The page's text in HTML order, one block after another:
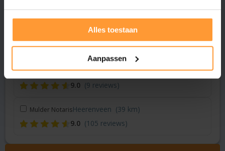
Alles toestaan
Aanpassen
8.2 (72 reviews)
Groningen (29 km)
8.4 (5 reviews)
Huitsing & Poort NotarisMiddelstum (34 km)
9.0 (9 reviews)
Mulder NotarisHeerenveen (39 km)
9.0 (105 reviews)